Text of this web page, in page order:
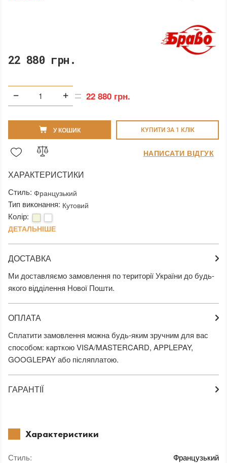
22 880 грн.
22 880 грн.
У КОШИК КУПИТИ ЗА 1 КЛIК
ХАРАКТЕРИСТИКИ
Стиль: Французький
Тип виконання: Кутовий
Колір:
ДЕТАЛЬНІШЕ
ДОСТАВКА
Ми доставляємо замовлення по території України до будь-
якого відділення Нової Пошти.
ОПЛАТА
Сплатити замовлення можна будь-яким зручним для вас
способом: карткою VISA/MASTERCARD, APPLEPAY,
GOOGLEPAY або післяплатою.
ГАРАНТІЇ
НАПИСАТИ ВІДГУК
Характеристики
Стиль:
Французький